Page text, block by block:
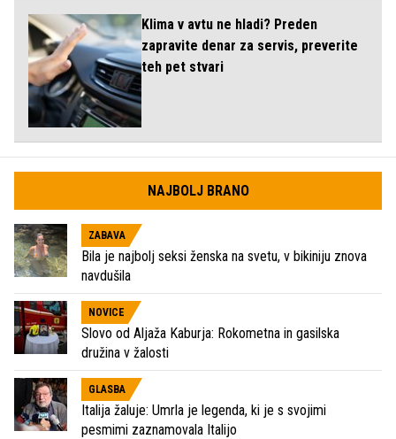
Klima v avtu ne hladi? Preden
zapravite denar za servis, preverite
teh pet stvari
NAJBOLJ BRANO
ZABAVA
Bila je najbolj seksi ženska na svetu, v bikiniju znova
navdušila
NOVICE
Slovo od Aljaža Kaburja: Rokometna in gasilska
družina v žalosti
GLASBA
Italija žaluje: Umrla je legenda, ki je s svojimi
pesmimi zaznamovala Italijo